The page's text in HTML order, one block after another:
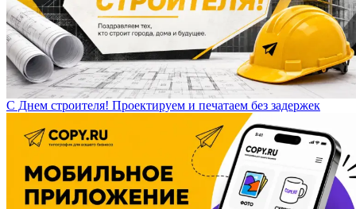
С Днем строителя! Проектируем и печатаем без задержек